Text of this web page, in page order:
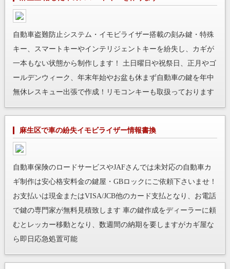
自動車盗難防止システム・イモビライザー搭載の刻み鍵・特殊
キー、スマートキーやインテリジェントキーを紛失し、カギが
一本もない状態から制作します！ 土日曜日や祝祭日、正月やゴ
ールデンウィーク、年末年始やお盆も休まず自動車の鍵を年中
無休レスキュー出張で作成！リモコンキーも取扱っております
麻生区で車の紛失イモビライザー情報書換
自動車保険のロードサービスやJAFさんでは未対応の自動車カ
ギ制作は安心格安料金の鍵屋・GBロックにご依頼下さいませ！
お支払いは現金またはVISA/JCB他のカード支払となり、お電話
で鍵の専門家が無料見積致します 車の鍵作成をディーラーに頼
むとレッカー移動となり、数週間の納期を要しますがカギ屋な
ら即日応急処置可能